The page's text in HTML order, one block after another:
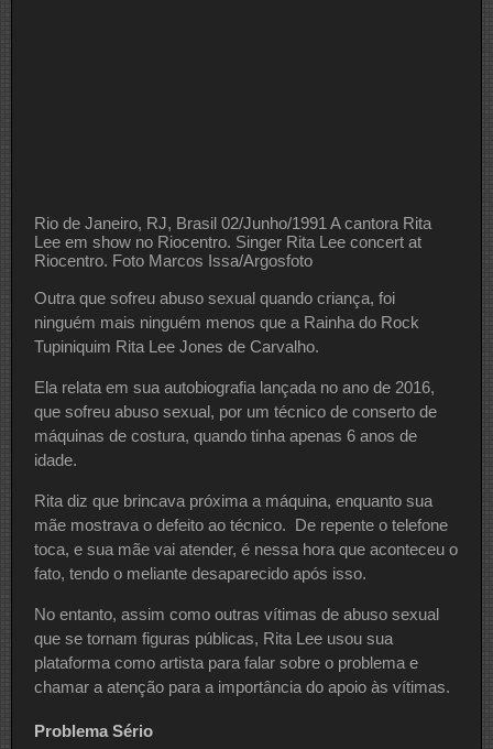
Rio de Janeiro, RJ, Brasil 02/Junho/1991 A cantora Rita
Lee em show no Riocentro. Singer Rita Lee concert at
Riocentro. Foto Marcos Issa/Argosfoto
Outra que sofreu abuso sexual quando criança, foi
ninguém mais ninguém menos que a Rainha do Rock
Tupiniquim Rita Lee Jones de Carvalho.
Ela relata em sua autobiografia lançada no ano de 2016,
que sofreu abuso sexual, por um técnico de conserto de
máquinas de costura, quando tinha apenas 6 anos de
idade.
Rita diz que brincava próxima a máquina, enquanto sua
mãe mostrava o defeito ao técnico. De repente o telefone
toca, e sua mãe vai atender, é nessa hora que aconteceu o
fato, tendo o meliante desaparecido após isso.
No entanto, assim como outras vítimas de abuso sexual
que se tornam figuras públicas, Rita Lee usou sua
plataforma como artista para falar sobre o problema e
chamar a atenção para a importância do apoio às vítimas.
Problema Sério